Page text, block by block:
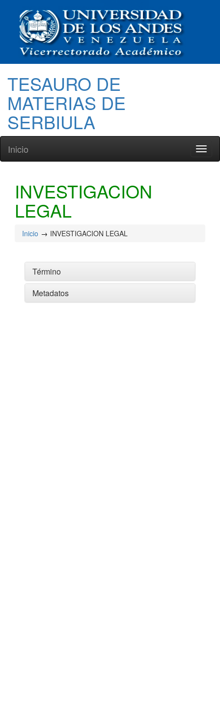
TESAURO DE
MATERIAS DE
SERBIULA
Inicio
INVESTIGACION
LEGAL
Inicio INVESTIGACION LEGAL
Término
Metadatos